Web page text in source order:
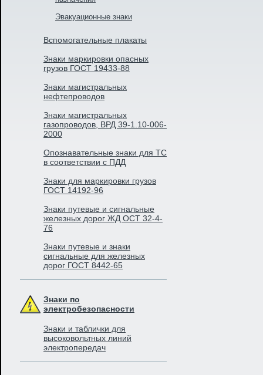
Эвакуационные знаки
Вспомогательные плакаты
Знаки маркировки опасных
грузов ГОСТ 19433-88
Знаки магистральных
нефтепроводов
Знаки магистральных
газопроводов, ВРД 39-1.10-006-
2000
Опознавательные знаки для ТС
в соответствии с ПДД
Знаки для маркировки грузов
ГОСТ 14192-96
Знаки путевые и сигнальные
железных дорог ЖД ОСТ 32-4-
76
Знаки путевые и знаки
сигнальные для железных
дорог ГОСТ 8442-65
Знаки по
электробезопасности
Знаки и таблички для
высоковольтных линий
электропередач